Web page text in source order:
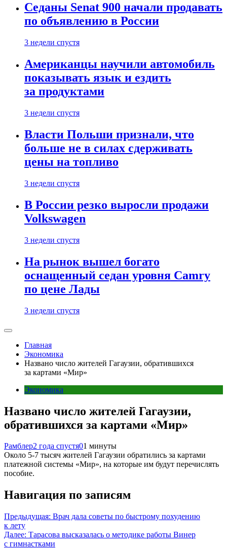
Седаны Senat 900 начали продавать
по объявлению в России
3 недели спустя
Американцы научили автомобиль
показывать язык и ездить
за продуктами
3 недели спустя
Власти Польши признали, что
больше не в силах сдерживать
цены на топливо
3 недели спустя
В России резко выросли продажи
Volkswagen
3 недели спустя
На рынок вышел богато
оснащенный седан уровня Camry
по цене Лады
3 недели спустя
Главная
Экономика
Названо число жителей Гагаузии, обратившихся
за картами «Мир»
Экономика
Названо число жителей Гагаузии,
обратившихся за картами «Мир»
Рамблер2 года спустя01 минуты
Около 5-7 тысяч жителей Гагаузии обратились за картами
платежной системы «Мир», на которые им будут перечислять
пособие.
Навигация по записям
Предыдущая: Врач дала советы по быстрому похудению
к лету
Далее: Тарасова высказалась о методике работы Винер
с гимнастками